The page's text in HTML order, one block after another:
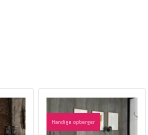
Handige opberger